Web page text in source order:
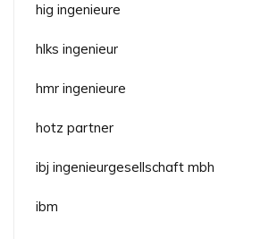
hig ingenieure
hlks ingenieur
hmr ingenieure
hotz partner
ibj ingenieurgesellschaft mbh
ibm